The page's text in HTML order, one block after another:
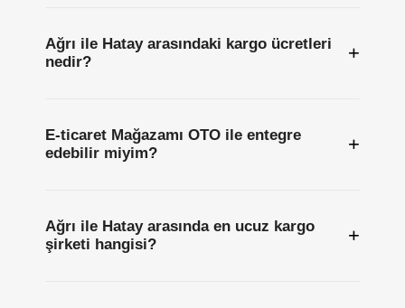
Ağrı ile Hatay arasındaki kargo ücretleri
nedir?
+
E-ticaret Mağazamı OTO ile entegre
edebilir miyim?
+
Ağrı ile Hatay arasında en ucuz kargo
şirketi hangisi?
+